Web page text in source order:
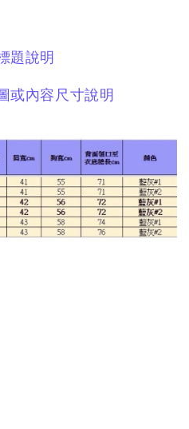
題說明
或內容尺寸說明